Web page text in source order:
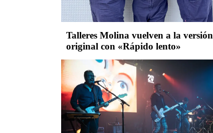
Talleres Molina vuelven a la versión
original con «Rápido lento»